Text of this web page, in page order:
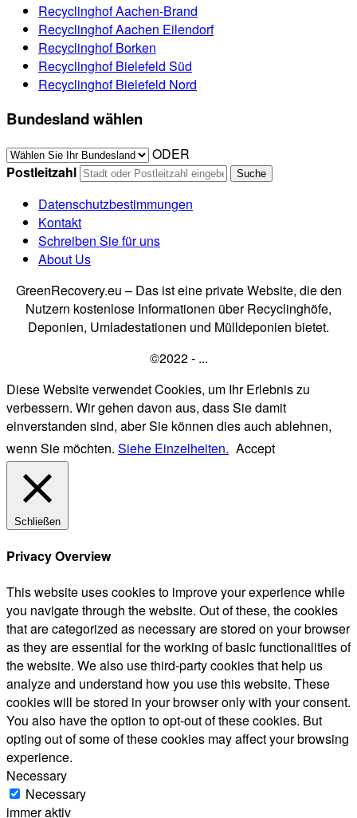
Recyclinghof Aachen-Brand
Recyclinghof Aachen Eilendorf
Recyclinghof Borken
Recyclinghof Bielefeld Süd
Recyclinghof Bielefeld Nord
Bundesland wählen
ODER
Postleitzahl
Datenschutzbestimmungen
Kontakt
Schreiben Sie für uns
About Us
GreenRecovery.eu – Das ist eine private Website, die den
Nutzern kostenlose Informationen über Recyclinghöfe,
Deponien, Umladestationen und Mülldeponien bietet.
©2022 - ...
Diese Website verwendet Cookies, um Ihr Erlebnis zu
verbessern. Wir gehen davon aus, dass Sie damit
einverstanden sind, aber Sie können dies auch ablehnen,
wenn Sie möchten. Siehe Einzelheiten. Accept
Schließen
Privacy Overview
This website uses cookies to improve your experience while
you navigate through the website. Out of these, the cookies
that are categorized as necessary are stored on your browser
as they are essential for the working of basic functionalities of
the website. We also use third-party cookies that help us
analyze and understand how you use this website. These
cookies will be stored in your browser only with your consent.
You also have the option to opt-out of these cookies. But
opting out of some of these cookies may affect your browsing
experience.
Necessary
Necessary
immer aktiv